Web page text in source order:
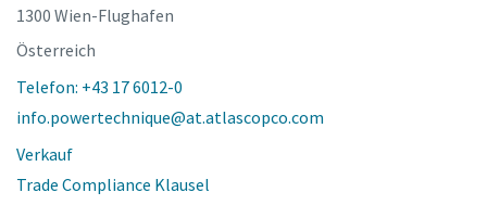
1300 Wien-Flughafen
Österreich
Telefon: +43 17 6012-0
info.powertechnique@at.atlascopco.com
Verkauf
Trade Compliance Klausel